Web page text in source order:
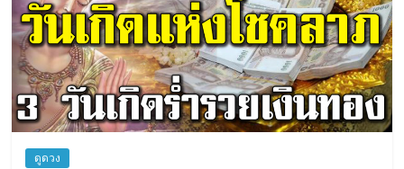
ดูดวง